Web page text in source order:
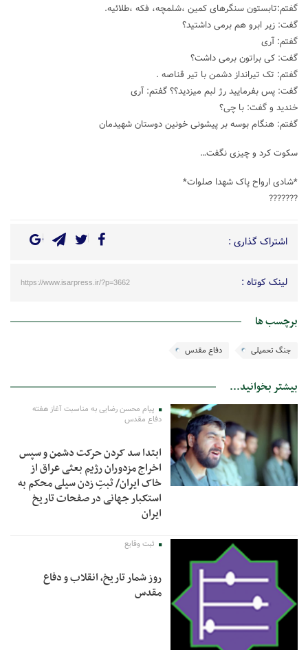
گفتم:تابستون سنگرهای کمین ،شلمچه، فکه ،طلائیه.
گفت: زیر ابرو هم برمی داشتید؟
گفتم: آری
گفت: کی براتون برمی داشت؟
گفتم: تک تیرانداز دشمن با تیر قناصه .
گفت: پس بفرمایید رژ لبم میزدید؟؟ گفتم: آری
خندید و گفت: با چی؟
گفتم: هنگام بوسه بر پیشونی خونین دوستان شهیدمان
سکوت کرد و چیزی نگفت…
*شادی ارواح پاک شهدا صلوات*
???????
اشتراک گذاری :
لینک کوتاه : https://www.isarpress.ir/?p=3662
برچسب ها
جنگ تحمیلی دفاع مقدس
بیشتر بخوانید...
پیام محسن رضایی به مناسبت آغاز هفته
دفاع مقدس
ابتدا سد کردن حرکت دشمن و سپس
اخراج مزدوران رژیم بعثی عراق از
خاک ایران/ ثبتِ زدن سیلی محکم به
استکبار جهانی در صفحات تاریخ
ایران
ثبت وقایع
روز شمار تاریخ، انقلاب و دفاع
مقدس